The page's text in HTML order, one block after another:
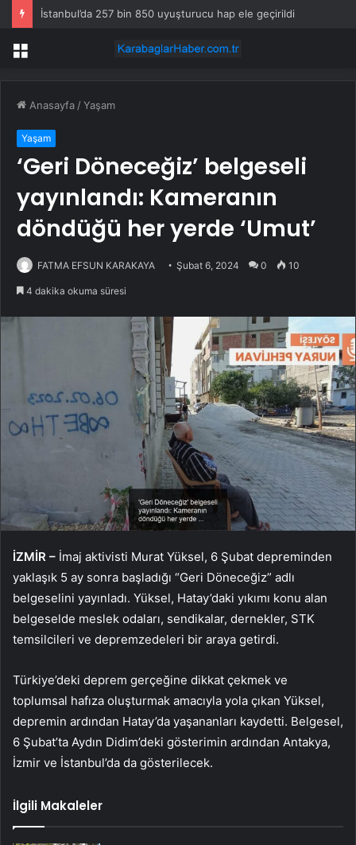
İstanbul’da 257 bin 850 uyuşturucu hap ele geçirildi
Menü
Anasayfa /Yaşam
Yaşam
‘Geri Döneceğiz’ belgeseli
yayınlandı: Kameranın
döndüğü her yerde ‘Umut’
FATMA EFSUN KARAKAYA Şubat 6, 2024 0 10
4 dakika okuma süresi
İZMİR – İmaj aktivisti Murat Yüksel, 6 Şubat depreminden
yaklaşık 5 ay sonra başladığı “Geri Döneceğiz” adlı
belgeselini yayınladı. Yüksel, Hatay’daki yıkımı konu alan
belgeselde meslek odaları, sendikalar, dernekler, STK
temsilcileri ve depremzedeleri bir araya getirdi.
Türkiye’deki deprem gerçeğine dikkat çekmek ve
toplumsal hafıza oluşturmak amacıyla yola çıkan Yüksel,
depremin ardından Hatay’da yaşananları kaydetti. Belgesel,
6 Şubat’ta Aydın Didim’deki gösterimin ardından Antakya,
İzmir ve İstanbul’da da gösterilecek.
İlgili Makaleler